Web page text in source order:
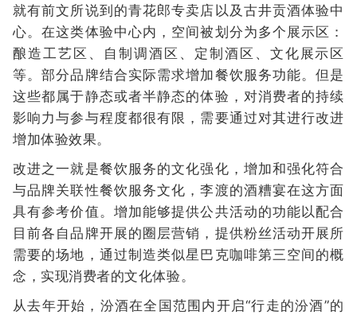
就有前文所说到的青花郎专卖店以及古井贡酒体验中
心。在这类体验中心内，空间被划分为多个展示区：
酿造工艺区、自制调酒区、定制酒区、文化展示区
等。部分品牌结合实际需求增加餐饮服务功能。但是
这些都属于静态或者半静态的体验，对消费者的持续
影响力与参与程度都很有限，需要通过对其进行改进
增加体验效果。
改进之一就是餐饮服务的文化强化，增加和强化符合
与品牌关联性餐饮服务文化，李渡的酒糟宴在这方面
具有参考价值。增加能够提供公共活动的功能以配合
目前各自品牌开展的圈层营销，提供粉丝活动开展所
需要的场地，通过制造类似星巴克咖啡第三空间的概
念，实现消费者的文化体验。
从去年开始，汾酒在全国范围内开启“行走的汾酒”的